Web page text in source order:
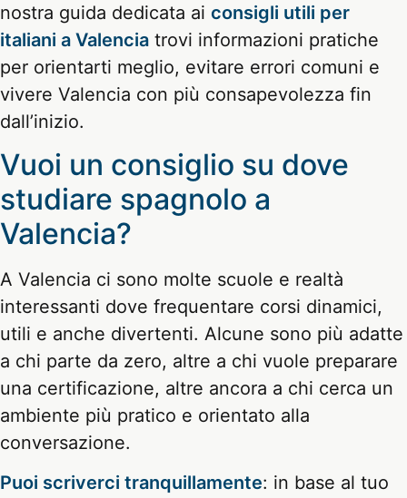
nostra guida dedicata ai consigli utili per
italiani a Valencia trovi informazioni pratiche
per orientarti meglio, evitare errori comuni e
vivere Valencia con più consapevolezza fin
dall’inizio.
Vuoi un consiglio su dove
studiare spagnolo a
Valencia?
A Valencia ci sono molte scuole e realtà
interessanti dove frequentare corsi dinamici,
utili e anche divertenti. Alcune sono più adatte
a chi parte da zero, altre a chi vuole preparare
una certificazione, altre ancora a chi cerca un
ambiente più pratico e orientato alla
conversazione.
Puoi scriverci tranquillamente: in base al tuo